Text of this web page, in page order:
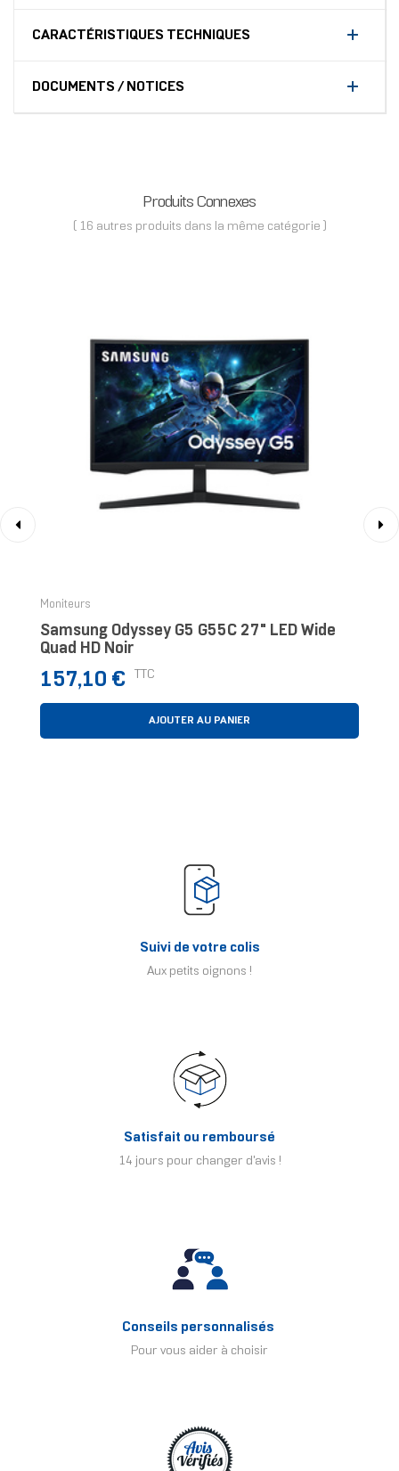
CARACTÉRISTIQUES TECHNIQUES
DOCUMENTS / NOTICES
Produits Connexes
( 16 autres produits dans la même catégorie )
Moniteurs
Samsung Odyssey G5 G55C 27" LED Wide
Quad HD Noir
Prix
157,10 € TTC
AJOUTER AU PANIER
Suivi de votre colis
Aux petits oignons !
Satisfait ou remboursé
14 jours pour changer d'avis !
Conseils personnalisés
Pour vous aider à choisir